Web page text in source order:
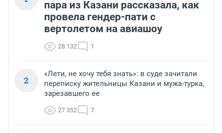
пара из Казани рассказала, как
провела гендер-пати с
вертолетом на авиашоу
28 132 1
2
«Лети, не хочу тебя знать»: в суде зачитали
переписку жительницы Казани и мужа-турка,
зарезавшего ее
27 352 7